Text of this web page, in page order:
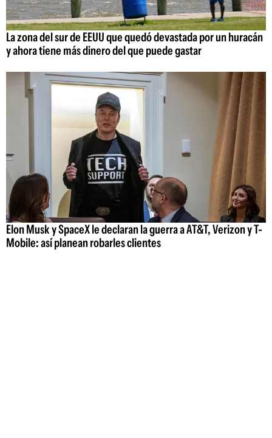
La zona del sur de EEUU que quedó devastada por un huracán
y ahora tiene más dinero del que puede gastar
Elon Musk y SpaceX le declaran la guerra a AT&T, Verizon y T-
Mobile: así planean robarles clientes